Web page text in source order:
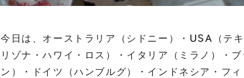
今日は、オーストラリア（シドニー）・USA（テ
リゾナ・ハワイ・ロス）・イタリア（ミラノ）・
ン）・ドイツ（ハンブルグ）・インドネシア・フ